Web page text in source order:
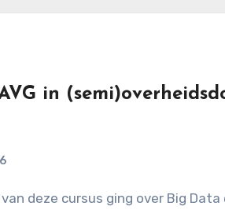
in
deze cursus ging over Big Data